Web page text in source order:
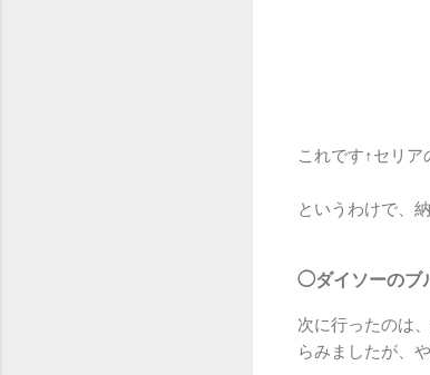
これです↑セリ
というわけで、
◯ダイソーのブ
次に行ったのは
らみましたが、